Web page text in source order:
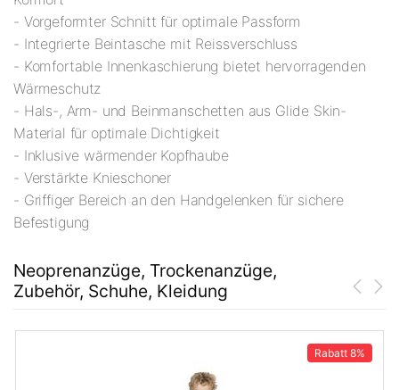
- Vorgeformter Schnitt für optimale Passform
- Integrierte Beintasche mit Reissverschluss
- Komfortable Innenkaschierung bietet hervorragenden
Wärmeschutz
- Hals-, Arm- und Beinmanschetten aus Glide Skin-
Material für optimale Dichtigkeit
- Inklusive wärmender Kopfhaube
- Verstärkte Knieschoner
- Griffiger Bereich an den Handgelenken für sichere
Befestigung
Neoprenanzüge, Trockenanzüge,
Zubehör, Schuhe, Kleidung
Rabatt 8%